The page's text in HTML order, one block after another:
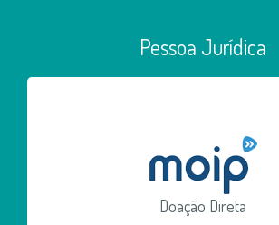
Pessoa Jurídica
Doação Direta